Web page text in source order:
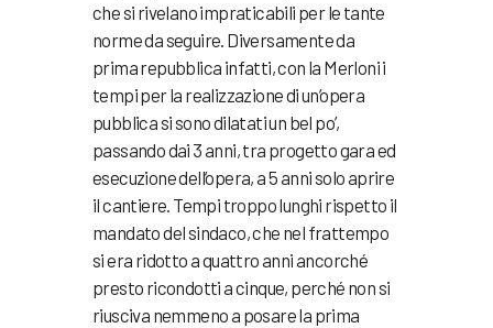
che si rivelano impraticabili per le tante
norme da seguire. Diversamente da
prima repubblica infatti, con la Merloni i
tempi per la realizzazione di un’opera
pubblica si sono dilatati un bel po’,
passando dai 3 anni, tra progetto gara ed
esecuzione dell’opera, a 5 anni solo aprire
il cantiere. Tempi troppo lunghi rispetto il
mandato del sindaco, che nel frattempo
si era ridotto a quattro anni ancorché
presto ricondotti a cinque, perché non si
riusciva nemmeno a posare la prima